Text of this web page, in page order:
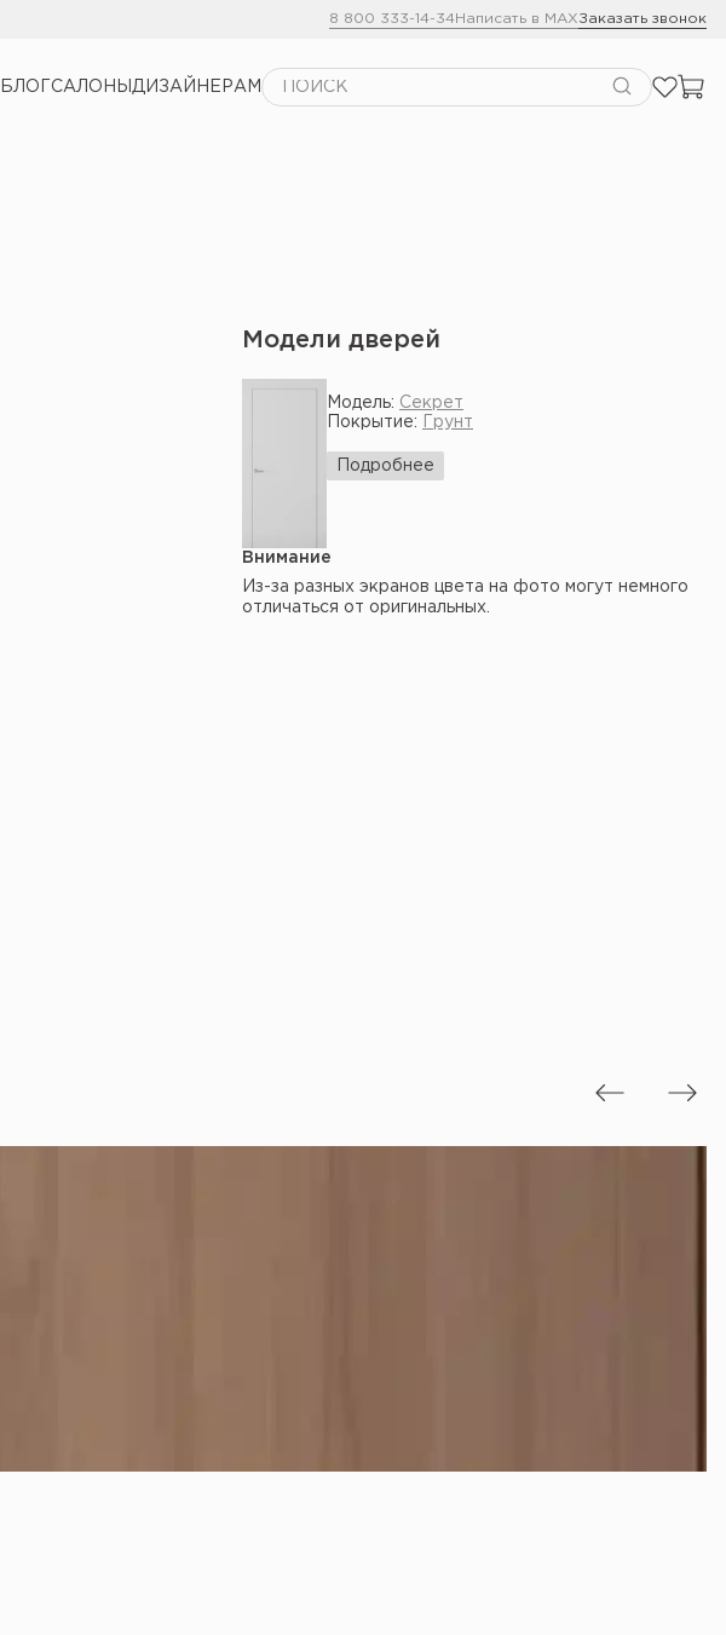
8 800 333-14-34Написать в MAXЗаказать звонок
БЛОГСАЛОНЫ ДИЗАЙНЕРАМ
Модели дверей
Модель: Секрет
Покрытие:
Грунт
Подробнее
Внимание
Из-за разных экранов цвета на фото могут немного
отличаться от оригинальных.